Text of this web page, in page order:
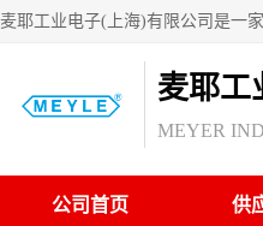
麦耶工
MEYER
公司首页 供